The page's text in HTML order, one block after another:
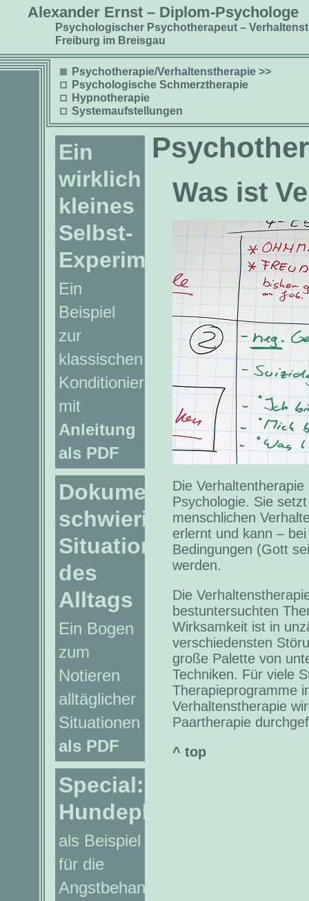
Alexander Ernst – Diplom-Psychologe
Psychologischer Psychotherapeut –
Freiburg im Breisgau
Psychotherapie/Verhaltenstherapie >>
Psychologische Schmerztherapie
Hypnotherapie
Systemaufstellungen
Ein
wirklich
kleines
Selbst-
Experiment?
Ein
Beispiel
zur
klassischen
Konditionierung
mit
Anleitung
als PDF
Dokumentation
schwieriger
Situationen
des
Alltags
Ein Bogen
zum
Notieren
alltäglicher
Situationen
als PDF
Special:
Hundephobie
als Beispiel
für die
Angstbehandlung,
Was ist
Die
Psychologie. Sie
menschlichen
erlernt und kann –
Bedingungen (Gott
werden.
Die
bestuntersuchten
Wirksamkeit ist in
verschiedensten
große Palette von
Techniken. Für viele
Therapieprogramme
Verhaltenstherapie
Paartherapie
^ top